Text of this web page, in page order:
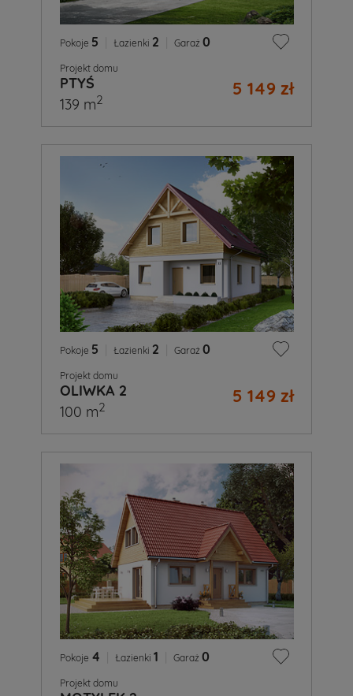
Pokoje 5 Łazienki 2 Garaż 0
Projekt domu
PTYŚ 5 149 zł
139 m2
Pokoje 5 Łazienki 2 Garaż 0
Projekt domu
OLIWKA 2 5 149 zł
100 m2
Pokoje 4 Łazienki 1 Garaż 0
Projekt domu